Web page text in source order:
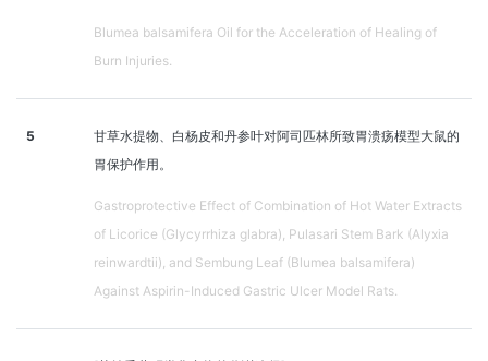
Blumea balsamifera Oil for the Acceleration of Healing of
Burn Injuries.
5
甘草水提物、白杨皮和丹参叶对阿司匹林所致胃溃疡模型大鼠的
胃保护作用。
Gastroprotective Effect of Combination of Hot Water Extracts
of Licorice (Glycyrrhiza glabra), Pulasari Stem Bark (Alyxia
reinwardtii), and Sembung Leaf (Blumea balsamifera)
Against Aspirin-Induced Gastric Ulcer Model Rats.